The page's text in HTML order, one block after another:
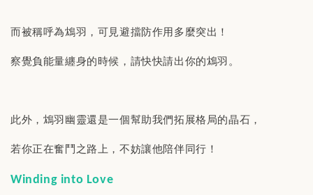
而被稱呼為鴆羽，可見避擋防作用多麼突出！
察覺負能量纏身的時候，請快快請出你的鴆羽。
此外，鴆羽幽靈還是一個幫助我們拓展格局的晶石，
若你正在奮鬥之路上，不妨讓他陪伴同行！
Winding into Love